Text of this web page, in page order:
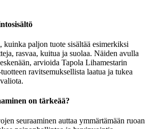
paljon tuote sisältää esimerkiksi
rasvaa, kuitua ja suolaa. Näiden avulla
arvioida Tapola Lihamestarin
ravitsemuksellista laatua ja tukea
on tärkeää?
seuraaminen auttaa ymmärtämään ruoan